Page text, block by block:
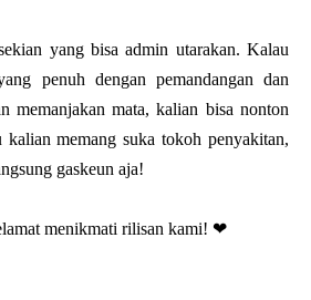
yang bisa admin utarakan. Kalau
penuh dengan pemandangan dan
memanjakan mata, kalian bisa nonton
memang suka tokoh penyakitan,
gaskeun aja!
menikmati rilisan kami! ❤